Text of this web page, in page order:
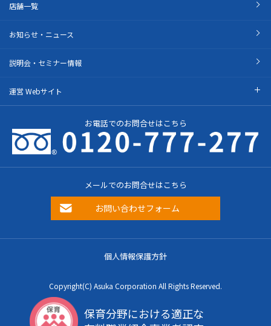
店舗一覧
お知らせ・ニュース
説明会・セミナー情報
運営 Webサイト
お電話でのお問合せはこちら
メールでのお問合せはこちら
お問い合わせフォーム
個人情報保護方針
Copyright(C) Asuka Corporation All Rights Reserved.
保育分野における適正な